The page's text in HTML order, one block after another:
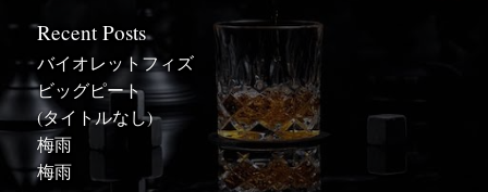
Recent Posts
バイオレットフィズ
ビッグピート
(タイトルなし)
梅雨
梅雨